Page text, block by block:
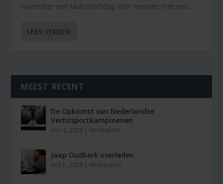
november een Multisportdag voor mensen met een...
LEES VERDER
MEEST RECENT
De Opkomst van Nederlandse
Vechtsportkampioenen
mrt 4, 2024 |Vechtsport
Jaap Oudkerk overleden
mrt 1, 2024 | Wielrennen